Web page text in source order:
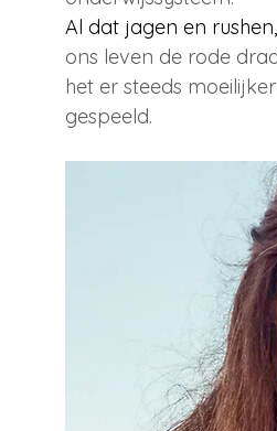
Al dat jagen en
ons leven de rode
het er steeds
gespeeld.